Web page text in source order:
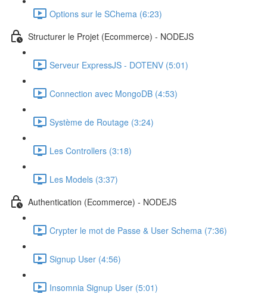
Options sur le SChema (6:23)
Structurer le Projet (Ecommerce) - NODEJS
Serveur ExpressJS - DOTENV (5:01)
Connection avec MongoDB (4:53)
Système de Routage (3:24)
Les Controllers (3:18)
Les Models (3:37)
Authentication (Ecommerce) - NODEJS
Crypter le mot de Passe & User Schema (7:36)
Signup User (4:56)
Insomnia Signup User (5:01)